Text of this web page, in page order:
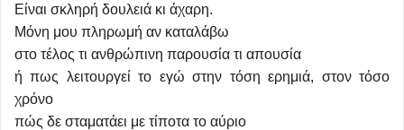
Είναι σκληρή δουλειά κι άχαρη.
Μόνη μου πληρωμή αν καταλάβω
στο τέλος τι ανθρώπινη παρουσία τι απουσία
ή πως λειτουργεί το εγώ στην τόση ερημιά, στον τόσο
χρόνο
πώς δε σταματάει με τίποτα το αύριο